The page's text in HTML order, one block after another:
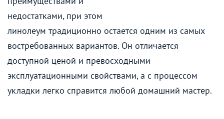
недостатками, при этом
линолеум традиционно остается одним из самых
востребованных вариантов. Он отличается
доступной ценой и превосходными
эксплуатационными свойствами, а с процессом
укладки легко справится любой домашний мастер.